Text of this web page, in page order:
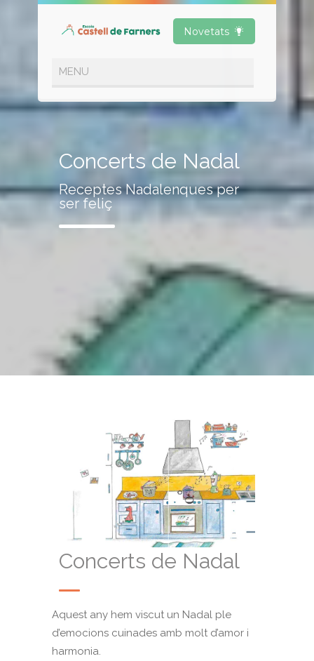
Novetats
Concerts de Nadal
Receptes Nadalenques per
ser feliç
Concerts de Nadal
Aquest any hem viscut un Nadal ple
d’emocions cuinades amb molt d’amor i
harmonia.